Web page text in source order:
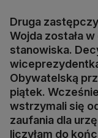
Druga
Wojda została
stanowiska.
Obywatelską
piątek.
wstrzymali się
zaufania dla
liczyłam do